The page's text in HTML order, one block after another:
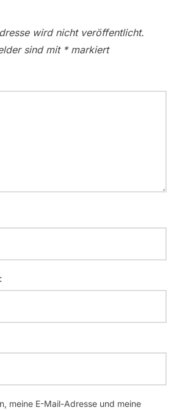
wird nicht veröffentlicht.
sind mit *markiert
meine E-Mail-Adresse und meine